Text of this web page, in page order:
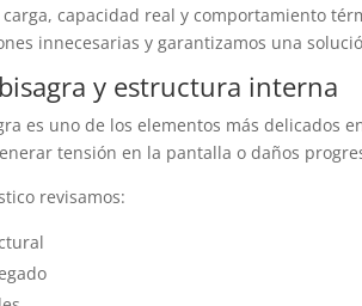
capacidad real y comportamiento
innecesarias y garantizamos una
y estructura interna
es uno de los elementos más delicados
tensión en la pantalla o daños
revisamos: